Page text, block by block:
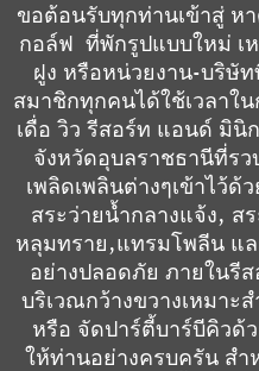
ขอต้อนรับทุกท่านเข้าสู่ ห
กอล์ฟ ที่พักรูปแบบใหม่ เ
ฝูง หรือหน่วยงาน-บริษั
สมาชิกทุกคนได้ใช้เวลาใ
เดื่อ วิว รีสอร์ท แอนด์ มิ
จังหวัดอุบลราชธานีที่ร
เพลิดเพลินต่างๆเข้าไว้
สระว่ายน้ำกลางแจ้ง, ส
หลุมทราย,แทรมโพลีน แ
อย่างปลอดภัย ภายในรี
บริเวณกว้างขวางเหมาะ
หรือ จัดปาร์ตี้บาร์บีคิวด้
ให้ท่านอย่างครบครัน ส